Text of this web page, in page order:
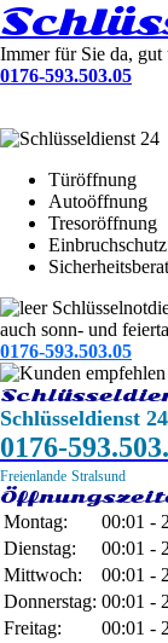
Immer für Sie da, gut
0176-593.503.05
Türöffnung
Autoöffnung
Tresoröffnung
Einbruchschutz
auch sonn- und
0176-593.503.05
Schlüsseldienst 24
0176-
Freienlande Stralsund
Montag:
00:01 -
Dienstag:
00:01 -
Mittwoch:
00:01 -
Donnerstag: 00:01 -
Freitag:
00:01 -